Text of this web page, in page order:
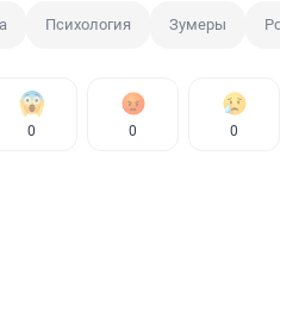
Психология Зумеры
0 0 0